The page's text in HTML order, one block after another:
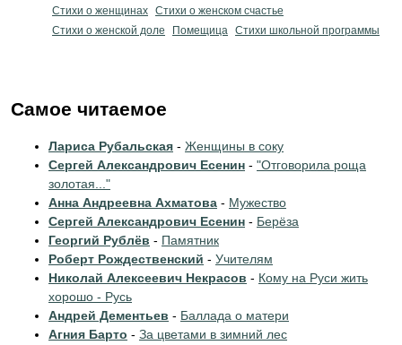
Стихи о женщинах Стихи о женском счастье
Стихи о женской доле
Помещица Стихи школьной программы
Самое читаемое
Лариса Рубальская - Женщины в соку
Сергей Александрович Есенин - "Отговорила роща
золотая..."
Анна Андреевна Ахматова - Мужество
Сергей Александрович Есенин - Берёза
Георгий Рублёв - Памятник
Роберт Рождественский - Учителям
Николай Алексеевич Некрасов - Кому на Руси жить
хорошо - Русь
Андрей Дементьев - Баллада о матери
Агния Барто - За цветами в зимний лес